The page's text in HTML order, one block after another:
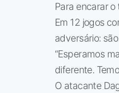
Para encarar
Em 12 jogos
adversário:
“Esperamos
diferente.
O atacante